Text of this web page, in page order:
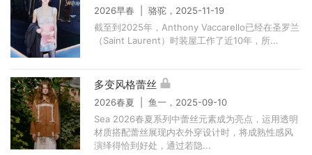
2026早春 | 骆驼，2025-11-19
截至到2025年，Anthony Vaccarello已经在圣罗兰
（Saint Laurent）时装屋工作了近10年，所...
多变风格蕾丝
2026春夏 | 鱼一，2025-09-10
Sea 2026春夏系列中蕾丝元素成为亮点，运用透明
材质搭配蕾丝展现内衣外穿设计时，将成熟性感风
演绎得恰到好处，通过若隐...